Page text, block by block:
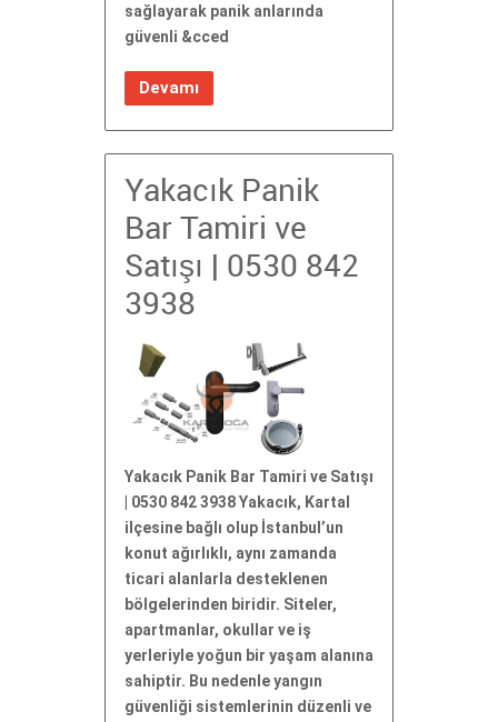
sağlayarak panik anlarında
güvenli &cced
Devamı
Yakacık Panik
Bar Tamiri ve
Satışı | 0530 842
3938
Yakacık Panik Bar Tamiri ve Satışı
| 0530 842 3938 Yakacık, Kartal
ilçesine bağlı olup İstanbul’un
konut ağırlıklı, aynı zamanda
ticari alanlarla desteklenen
bölgelerinden biridir. Siteler,
apartmanlar, okullar ve iş
yerleriyle yoğun bir yaşam alanına
sahiptir. Bu nedenle yangın
güvenliği sistemlerinin düzenli ve